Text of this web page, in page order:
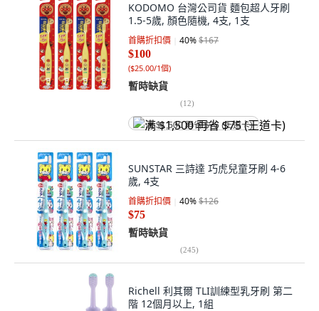
KODOMO 台灣公司貨 麵包超人牙刷
1.5-5歲, 顏色隨機, 4支, 1支
首購折扣價 40%$167
$100
($25.00/1個)
暫時缺貨
(12)
满 $1,500 再省 $75 (王道卡)
SUNSTAR 三詩達 巧虎兒童牙刷 4-6
歲, 4支
首購折扣價 40%$126
$75
暫時缺貨
(245)
Richell 利其爾 TLI訓練型乳牙刷 第二
階 12個月以上, 1組